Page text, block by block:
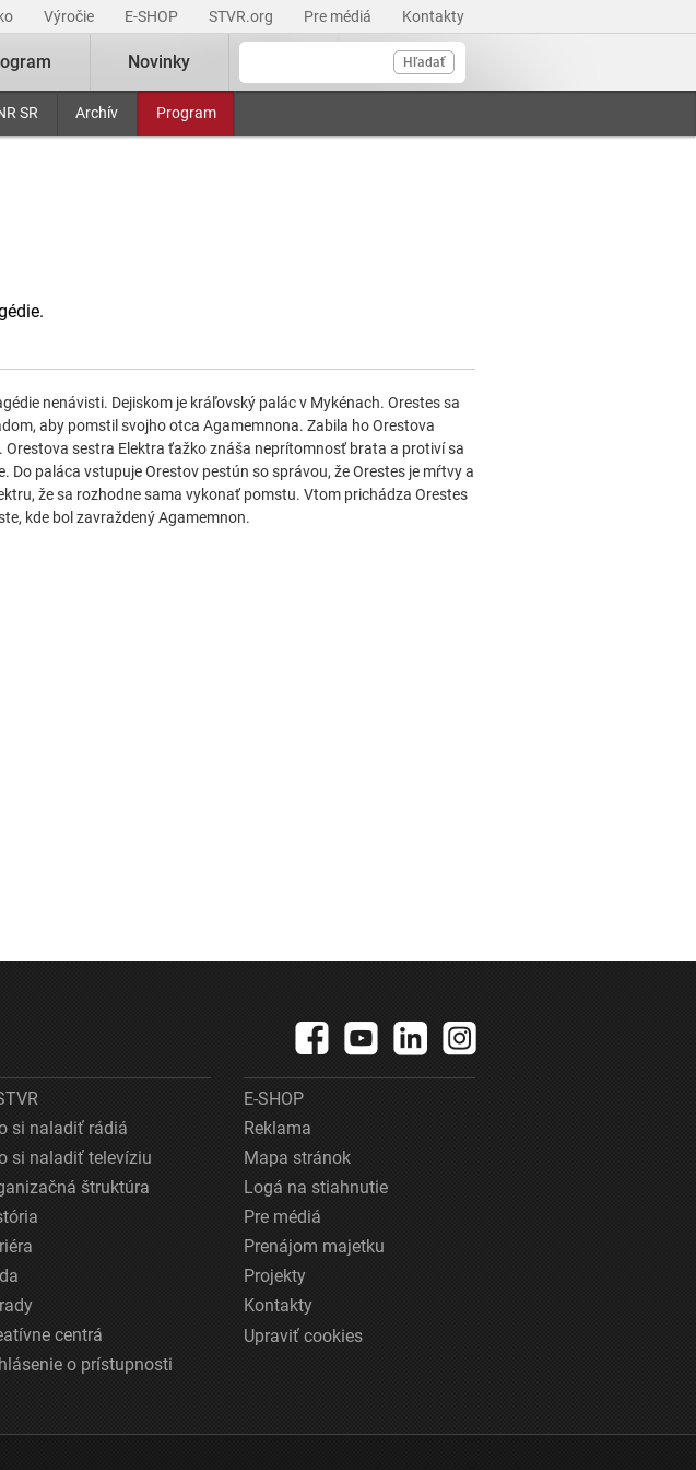
Výročie E-SHOP STVR.org Pre médiá Kontakty
Hľadať
SR Archív Program
Novinky
nenávisti. Dejiskom je kráľovský palác v Mykénach. Orestes sa
aby pomstil svojho otca Agamemnona. Zabila ho Orestova
sestra Elektra ťažko znáša neprítomnosť brata a protiví sa
Do paláca vstupuje Orestov pestún so správou, že Orestes je mŕtvy a
že sa rozhodne sama vykonať pomstu. Vtom prichádza Orestes
kde bol zavraždený Agamemnon.
si naladiť rádiá
si naladiť televíziu
štruktúra
centrá
o prístupnosti
E-SHOP
Reklama
Mapa stránok
Logá na stiahnutie
Pre médiá
Prenájom majetku
Projekty
Kontakty
Upraviť cookies